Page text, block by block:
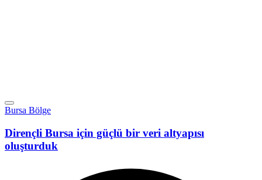
Bursa Bölge
Dirençli Bursa için güçlü bir veri altyapısı
oluşturduk